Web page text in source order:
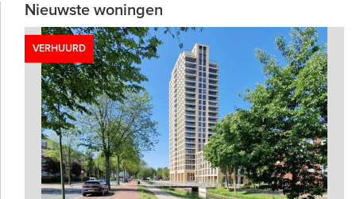
Nieuwste woningen
VERHUURD